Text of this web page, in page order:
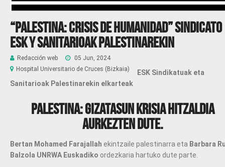
“Palestina: crisis de humanidad” Sindicato
ESK y Sanitarioak Palestinarekin
Redacción web
05 Jun, 2024
Hospital Universitario de Cruces (Bizkaia)
ESK Sindikatuak eta
Sanitarioak Palestinarekin elkarteak
PALESTINA: GIZATASUN KRISIA hitzaldia
aurkezten dute.
Bertan Mohamed Farajallah ekintzaile palestinarra eta Barbara
Balzola UNRWA Euskadiko ordezkaria hartuko dute parte.